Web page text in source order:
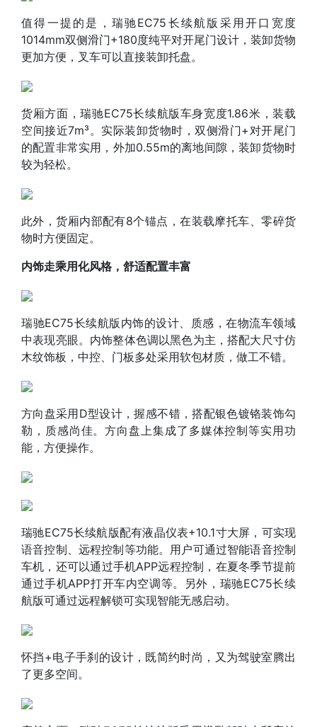
值得一提的是，瑞驰EC75长续航版采用开口宽度
1014mm双侧滑门+180度纯平对开尾门设计，装卸货物
更加方便，叉车可以直接装卸托盘。
货厢方面，瑞驰EC75长续航版车身宽度1.86米，装载
空间接近7m³。实际装卸货物时，双侧滑门+对开尾门
的配置非常实用，外加0.55m的离地间隙，装卸货物时
较为轻松。
此外，货厢内部配有8个锚点，在装载摩托车、零碎货
物时方便固定。
内饰走乘用化风格，舒适配置丰富
瑞驰EC75长续航版内饰的设计、质感，在物流车领域
中表现亮眼。内饰整体色调以黑色为主，搭配大尺寸仿
木纹饰板，中控、门板多处采用软包材质，做工不错。
方向盘采用D型设计，握感不错，搭配银色镀铬装饰勾
勒，质感尚佳。方向盘上集成了多媒体控制等实用功
能，方便操作。
瑞驰EC75长续航版配有液晶仪表+10.1寸大屏，可实现
语音控制、远程控制等功能。用户可通过智能语音控制
车机，还可以通过手机APP远程控制，在夏冬季节提前
通过手机APP打开车内空调等。另外，瑞驰EC75长续
航版可通过远程解锁可实现智能无感启动。
怀挡+电子手刹的设计，既简约时尚，又为驾驶室腾出
了更多空间。